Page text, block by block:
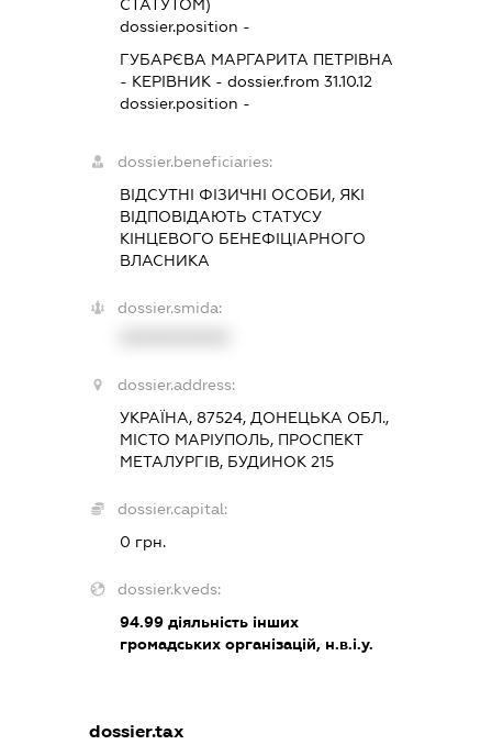
СТАТУТОМ)
dossier.position -
ГУБАРЄВА МАРГАРИТА ПЕТРІВНА
- КЕРІВНИК - dossier.from 31.10.12
dossier.position -
dossier.beneficiaries:
ВІДСУТНІ ФІЗИЧНІ ОСОБИ, ЯКІ
ВІДПОВІДАЮТЬ СТАТУСУ
КІНЦЕВОГО БЕНЕФІЦІАРНОГО
ВЛАСНИКА
dossier.smida:
dossier.address:
УКРАЇНА, 87524, ДОНЕЦЬКА ОБЛ.,
МІСТО МАРІУПОЛЬ, ПРОСПЕКТ
МЕТАЛУРГІВ, БУДИНОК 215
dossier.capital:
0 грн.
dossier.kveds:
94.99діяльність інших
громадських організацій, н.в.і.у.
dossier.tax